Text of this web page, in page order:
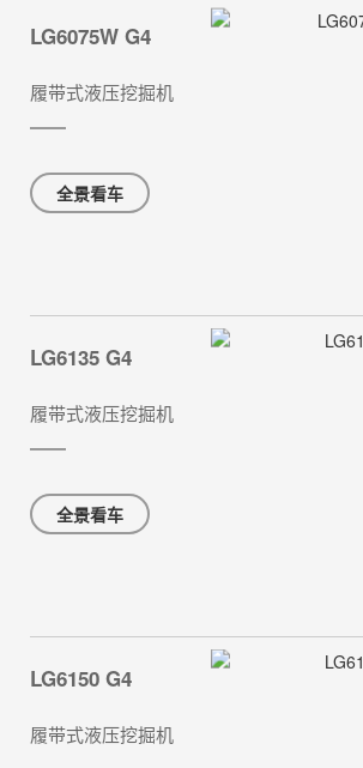
LG6075W G4
履带式液压挖掘机
全景看车
LG6135 G4
履带式液压挖掘机
全景看车
LG6150 G4
履带式液压挖掘机